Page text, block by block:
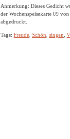
Anmerkung: Dieses Gedicht
der Wochenspeisekarte 09
abgedruckt.
Tags: Freude Schön singen